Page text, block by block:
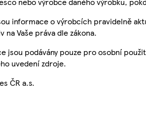
informace o výrobcích pravidelně
na Vaše práva dle zákona.
jsou podávány pouze pro osobní
uvedení zdroje.
ČR a.s.